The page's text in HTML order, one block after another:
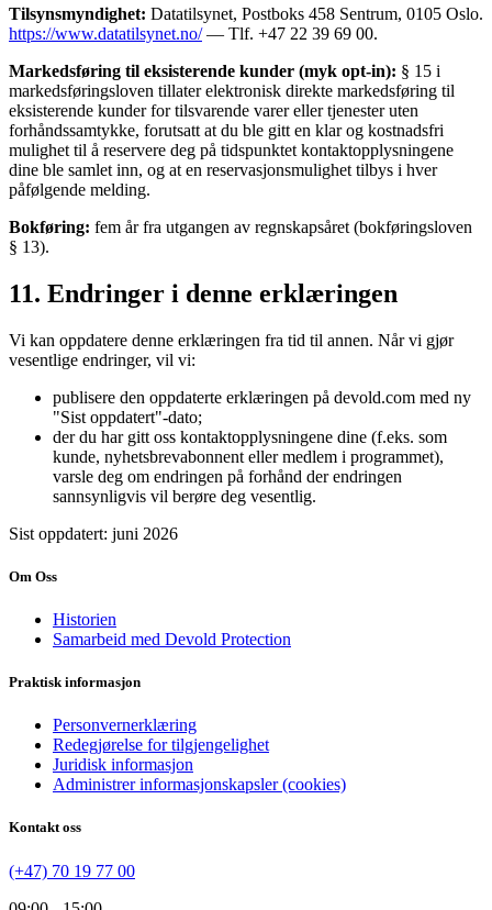
Tilsynsmyndighet: Datatilsynet, Postboks 458 Sentrum, 0105 Oslo.
https://www.datatilsynet.no/— Tlf. +47 22 39 69 00.
Markedsføring til eksisterende kunder (myk opt-in): § 15 i
markedsføringsloven tillater elektronisk direkte markedsføring til
eksisterende kunder for tilsvarende varer eller tjenester uten
forhåndssamtykke, forutsatt at du ble gitt en klar og kostnadsfri
mulighet til å reservere deg på tidspunktet kontaktopplysningene
dine ble samlet inn, og at en reservasjonsmulighet tilbys i hver
påfølgende melding.
Bokføring: fem år fra utgangen av regnskapsåret (bokføringsloven
§ 13).
11. Endringer i denne erklæringen
Vi kan oppdatere denne erklæringen fra tid til annen. Når vi gjør
vesentlige endringer, vil vi:
publisere den oppdaterte erklæringen på devold.com med ny
"Sist oppdatert"-dato;
der du har gitt oss kontaktopplysningene dine (f.eks. som
kunde, nyhetsbrevabonnent eller medlem i programmet),
varsle deg om endringen på forhånd der endringen
sannsynligvis vil berøre deg vesentlig.
Sist oppdatert: juni 2026
Om Oss
Historien
Samarbeid med Devold Protection
Praktisk informasjon
Personvernerklæring
Redegjørelse for tilgjengelighet
Juridisk informasjon
Administrer informasjonskapsler (cookies)
Kontakt oss
(+47) 70 19 77 00